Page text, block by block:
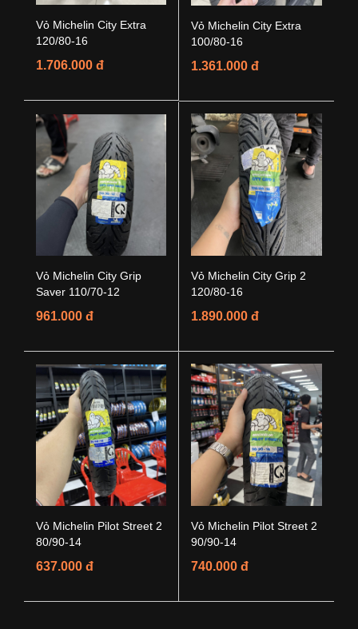
Vỏ Michelin City Extra
120/80-16
1.706.000 đ
Vỏ Michelin City Extra
100/80-16
1.361.000 đ
Vỏ Michelin City Grip
Saver 110/70-12
961.000 đ
Vỏ Michelin City Grip 2
120/80-16
1.890.000 đ
Vỏ Michelin Pilot Street 2
80/90-14
637.000 đ
Vỏ Michelin Pilot Street 2
90/90-14
740.000 đ